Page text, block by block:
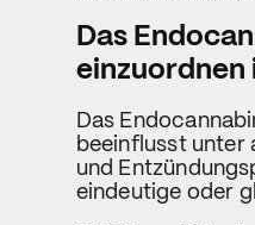
Das
einzuordnen
Das
beeinflusst unter
und
eindeutige oder